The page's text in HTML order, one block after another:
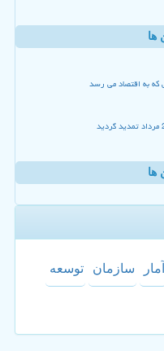
ها
به اقتصاد می رسد
ها
آمار سازمان توسعه